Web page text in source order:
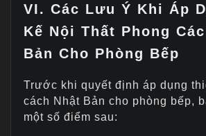
VI. Các Lưu Ý Khi Áp
Kế Nội Thất Phong
Bản Cho Phòng Bếp
Trước khi quyết định áp dụng
cách Nhật Bản cho phòng bếp,
một số điểm sau: